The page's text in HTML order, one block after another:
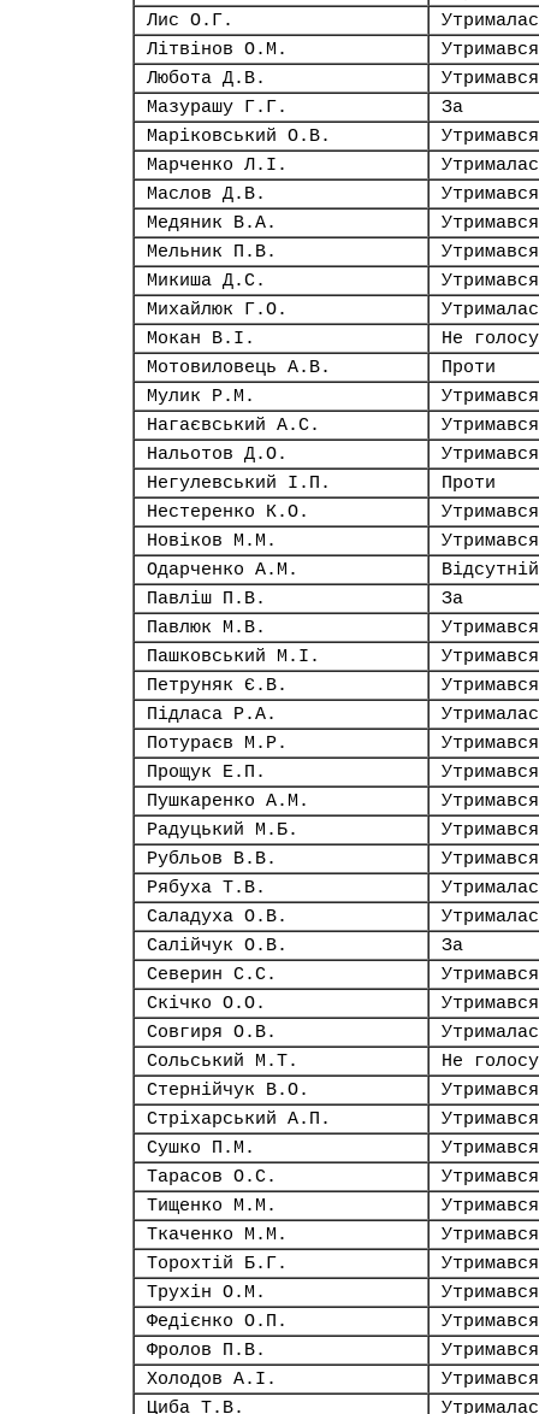
Лис О.Г.
Літвінов О.М.
Утримався
Любота Д.В.
Утримався
Мазурашу Г.Г.
За
Маріковський О.В.
Утримався
Марченко Л.І.
Маслов Д.В.
Утримався
Медяник В.А.
Утримався
Мельник П.В.
Утримався
Микиша Д.С.
Утримався
Михайлюк Г.О.
Мокан В.І.
Не
Мотовиловець А.В.
Проти
Мулик Р.М.
Утримався
Нагаєвський А.С.
Утримався
Нальотов Д.О.
Утримався
Негулевський І.П.
Проти
Нестеренко К.О.
Утримався
Новіков М.М.
Утримався
Одарченко А.М.
Відсутній
Павліш П.В.
За
Павлюк М.В.
Утримався
Пашковський М.І.
Утримався
Петруняк Є.В.
Утримався
Підласа Р.А.
Потураєв М.Р.
Утримався
Прощук Е.П.
Утримався
Пушкаренко А.М.
Утримався
Радуцький М.Б.
Утримався
Рубльов В.В.
Утримався
Рябуха Т.В.
Саладуха О.В.
Салійчук О.В.
За
Северин С.С.
Утримався
Скічко О.О.
Утримався
Совгиря О.В.
Сольський М.Т.
Не
Стернійчук В.О.
Утримався
Стріхарський А.П.
Утримався
Сушко П.М.
Утримався
Тарасов О.С.
Утримався
Тищенко М.М.
Утримався
Ткаченко М.М.
Утримався
Торохтій Б.Г.
Утримався
Трухін О.М.
Утримався
Федієнко О.П.
Утримався
Фролов П.В.
Утримався
Холодов А.І.
Утримався
Циба Т.В.